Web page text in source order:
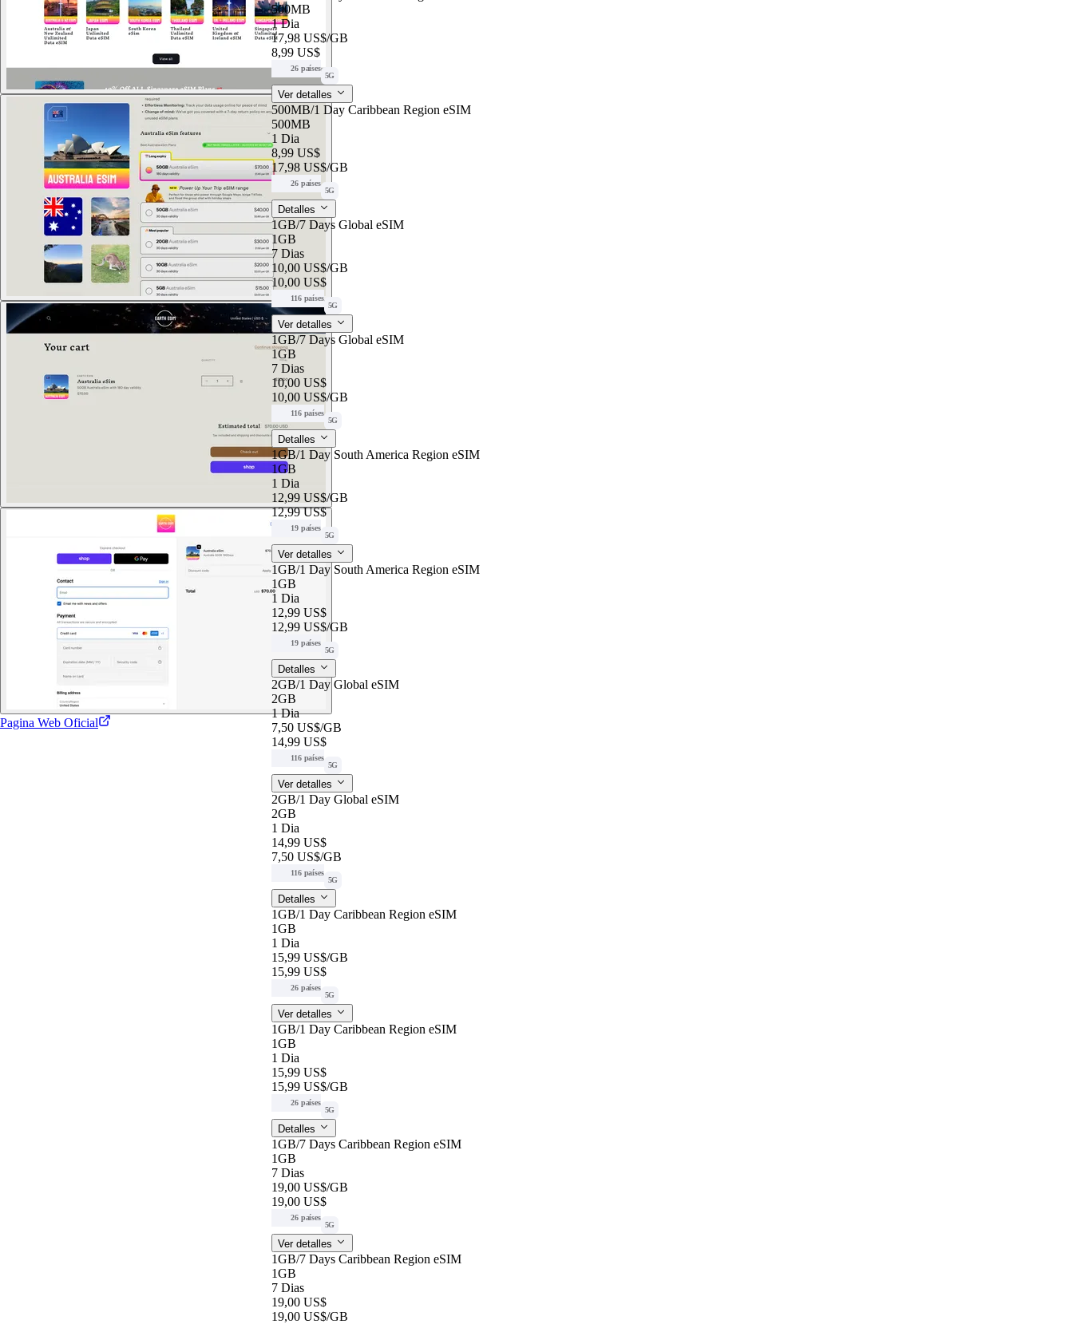
Pagina Web Oficial
500MB
1 Dia
17,98 US$/GB
8,99 US$
26 países
5G
Ver detalles
500MB/1 Day Caribbean Region eSIM
500MB
1 Dia
8,99 US$
17,98 US$/GB
26 países
5G
Detalles
1GB/7 Days Global eSIM
1GB
7 Dias
10,00 US$/GB
10,00 US$
116 países
5G
Ver detalles
1GB/7 Days Global eSIM
1GB
7 Dias
10,00 US$
10,00 US$/GB
116 países
5G
Detalles
1GB/1 Day South America Region eSIM
1GB
1 Dia
12,99 US$/GB
12,99 US$
19 países
5G
Ver detalles
1GB/1 Day South America Region eSIM
1GB
1 Dia
12,99 US$
12,99 US$/GB
19 países
5G
Detalles
2GB/1 Day Global eSIM
2GB
1 Dia
7,50 US$/GB
14,99 US$
116 países
5G
Ver detalles
2GB/1 Day Global eSIM
2GB
1 Dia
14,99 US$
7,50 US$/GB
116 países
5G
Detalles
1GB/1 Day Caribbean Region eSIM
1GB
1 Dia
15,99 US$/GB
15,99 US$
26 países
5G
Ver detalles
1GB/1 Day Caribbean Region eSIM
1GB
1 Dia
15,99 US$
15,99 US$/GB
26 países
5G
Detalles
1GB/7 Days Caribbean Region eSIM
1GB
7 Dias
19,00 US$/GB
19,00 US$
26 países
5G
Ver detalles
1GB/7 Days Caribbean Region eSIM
1GB
7 Dias
19,00 US$
19,00 US$/GB